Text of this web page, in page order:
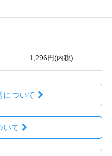
1,296円(内税)
について
いて